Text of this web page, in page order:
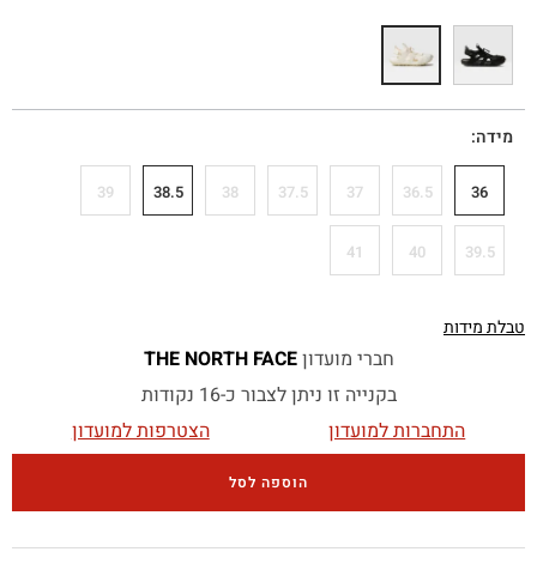
מידה
36
36.5
37
37.5
38
38.5
39
39.5
40
41
טבלת מידות
חברי מועדוןTHE NORTH FACE
בקנייה זו ניתן לצבור כ-16 נקודות
התחברות למועדון
הצטרפות למועדון
הוספה לסל